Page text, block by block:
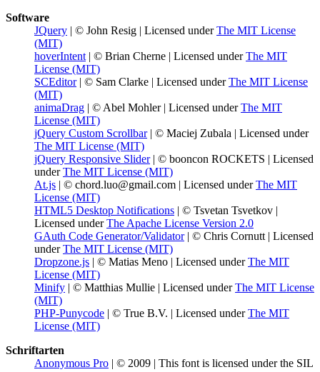
Software
JQuery | © John Resig | Licensed underThe MIT License
(MIT)
hoverIntent | © Brian Cherne | Licensed underThe MIT
License (MIT)
SCEditor| © Sam Clarke | Licensed underThe MIT License
(MIT)
animaDrag | © Abel Mohler | Licensed underThe MIT
License (MIT)
jQuery Custom Scrollbar| © Maciej Zubala | Licensed under
The MIT License (MIT)
jQuery Responsive Slider| © booncon ROCKETS | Licensed
underThe MIT License (MIT)
At.js | © chord.luo@gmail.com | Licensed underThe MIT
License (MIT)
HTML5 Desktop Notifications | © Tsvetan Tsvetkov |
Licensed underThe Apache License Version 2.0
GAuth Code Generator/Validator| © Chris Cornutt | Licensed
underThe MIT License (MIT)
Dropzone.js | © Matias Meno | Licensed underThe MIT
License (MIT)
Minify | © Matthias Mullie | Licensed underThe MIT License
(MIT)
PHP-Punycode | © True B.V. | Licensed underThe MIT
License (MIT)
Schriftarten
Anonymous Pro | © 2009 | This font is licensed under the SIL